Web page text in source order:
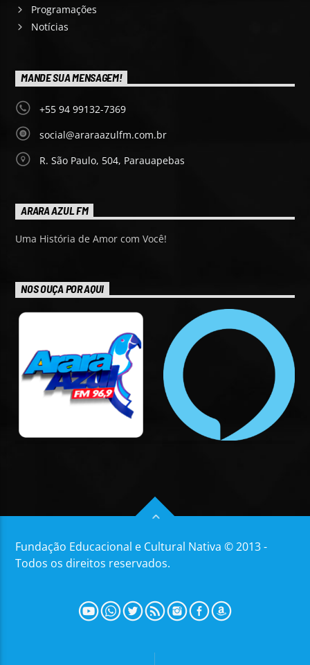
Programações
Notícias
MANDE SUA MENSAGEM!
+55 94 99132-7369
social@araraazulfm.com.br
R. São Paulo, 504, Parauapebas
ARARA AZUL FM
Uma História de Amor com Você!
NOS OUÇA POR AQUI
Fundação Educacional e Cultural Nativa © 2013 -
Todos os direitos reservados.